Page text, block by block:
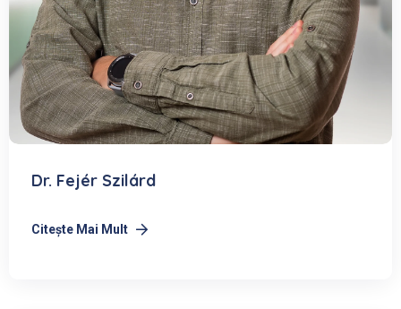
Dr. Fejér Szilárd
Citeşte Mai Mult